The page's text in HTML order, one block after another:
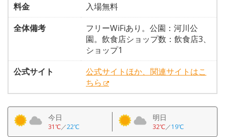
料金
入場無料
全体備考
フリーWiFiあり。公園：河川公
園。飲食店ショップ数：飲食店3、
ショップ1
公式サイト
公式サイトほか、関連サイトはこ
ちら
今日
31℃／22℃
明日
32℃／19℃